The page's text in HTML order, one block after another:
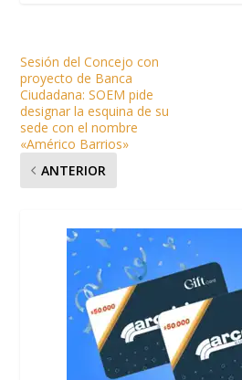
Sesión del Concejo con
proyecto de Banca
Ciudadana: SOEM pide
designar la esquina de su
sede con el nombre
«Américo Barrios»
ANTERIOR